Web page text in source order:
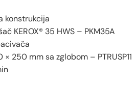
konstrukcija
KEROX® 35 HWS – PKM35A
250 mm sa zglobom – PTRUSP11